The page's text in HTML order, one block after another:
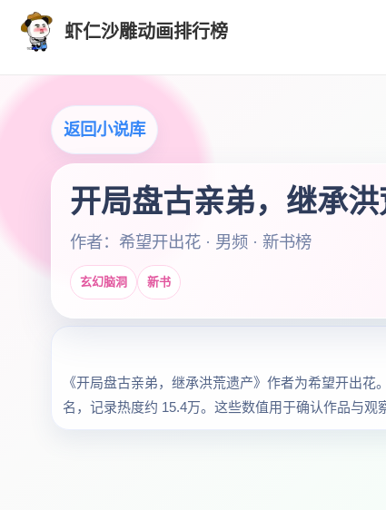
虾仁沙雕动画排行榜
返回小说库
开局盘古亲弟，继承
作者：希望开出花 · 男频 · 新书榜
玄幻脑洞 新书
《开局盘古亲弟，继承洪荒遗产》作者为希望开出
名，记录热度约 15.4万。这些数值用于确认作品与观